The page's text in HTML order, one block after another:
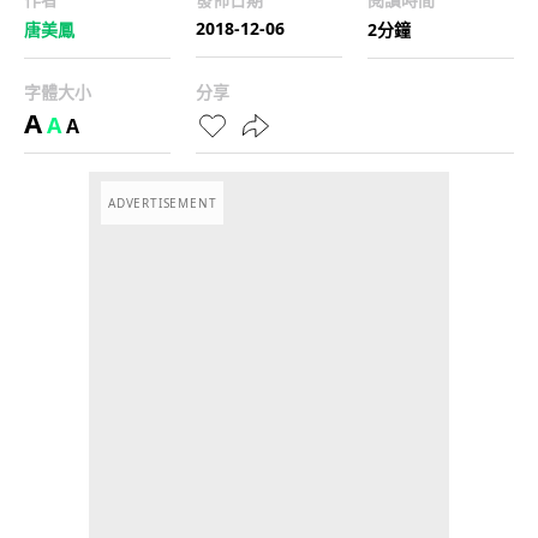
唐美鳳
2018-12-06
2分鐘
字體大小
AAA
分享
ADVERTISEMENT